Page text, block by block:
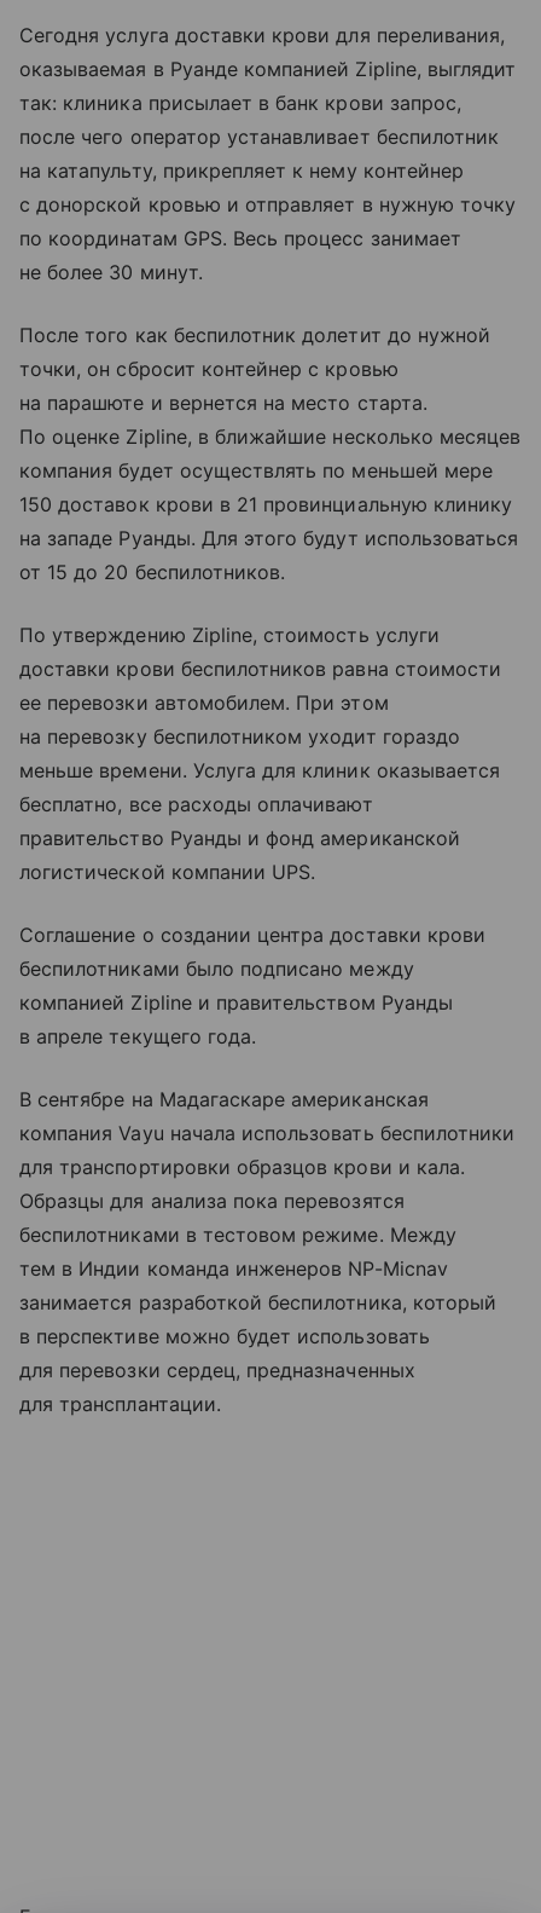
Сегодня услуга доставки крови для переливания,
оказываемая в Руанде компанией Zipline, выглядит
так: клиника присылает в банк крови запрос,
после чего оператор устанавливает беспилотник
на катапульту, прикрепляет к нему контейнер
с донорской кровью и отправляет в нужную точку
по координатам GPS. Весь процесс занимает
не более 30 минут.
После того как беспилотник долетит до нужной
точки, он сбросит контейнер с кровью
на парашюте и вернется на место старта.
По оценке Zipline, в ближайшие несколько месяцев
компания будет осуществлять по меньшей мере
150 доставок крови в 21 провинциальную клинику
на западе Руанды. Для этого будут использоваться
от 15 до 20 беспилотников.
По утверждению Zipline, стоимость услуги
доставки крови беспилотников равна стоимости
ее перевозки автомобилем. При этом
на перевозку беспилотником уходит гораздо
меньше времени. Услуга для клиник оказывается
бесплатно, все расходы оплачивают
правительство Руанды и фонд американской
логистической компании UPS.
Соглашение о создании центра доставки крови
беспилотниками было подписано между
компанией Zipline и правительством Руанды
в апреле текущего года.
В сентябре на Мадагаскаре американская
компания Vayu начала использовать беспилотники
для транспортировки образцов крови и кала.
Образцы для анализа пока перевозятся
беспилотниками в тестовом режиме. Между
тем в Индии команда инженеров NP-Micnav
занимается разработкой беспилотника, который
в перспективе можно будет использовать
для перевозки сердец, предназначенных
для трансплантации.